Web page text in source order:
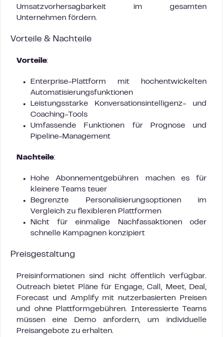
Umsatzvorhersagbarkeit im gesamten
Unternehmen fördern.
Vorteile & Nachteile
Vorteile:
Enterprise-Plattform mit hochentwickelten
Automatisierungsfunktionen
Leistungsstarke Konversationsintelligenz- und
Coaching-Tools
Umfassende Funktionen für Prognose und
Pipeline-Management
Nachteile:
Hohe Abonnementgebühren machen es für
kleinere Teams teuer
Begrenzte Personalisierungsoptionen im
Vergleich zu flexibleren Plattformen
Nicht für einmalige Nachfassaktionen oder
schnelle Kampagnen konzipiert
Preisgestaltung
Preisinformationen sind nicht öffentlich verfügbar.
Outreach bietet Pläne für Engage, Call, Meet, Deal,
Forecast und Amplify mit nutzerbasierten Preisen
und ohne Plattformgebühren. Interessierte Teams
müssen eine Demo anfordern, um individuelle
Preisangebote zu erhalten.